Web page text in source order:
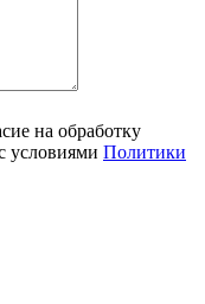
на обработку
условиями Политики